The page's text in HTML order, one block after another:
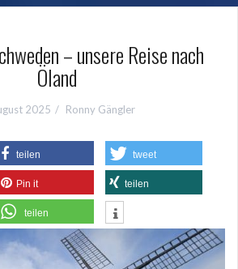
– unsere Reise nach
Öland
2025 Ronny Gängler
teilen tweet
Pin it teilen
teilen